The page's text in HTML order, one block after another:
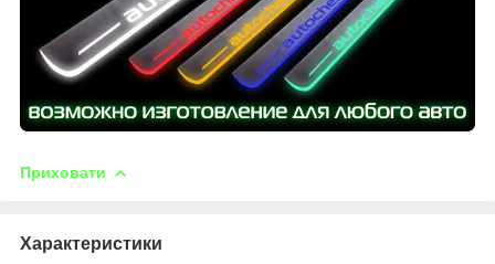
Приховати
Характеристики